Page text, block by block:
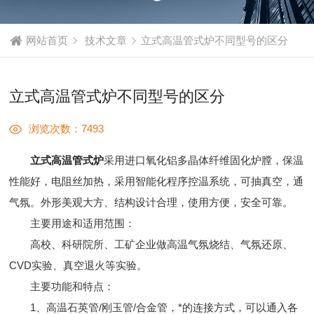
网站首页 技术文章 立式高温管式炉不同型号的区分
立式高温管式炉不同型号的区分
浏览次数：7493
立式高温管式炉采用进口氧化铝多晶体纤维固化炉膛，保温
性能好，电阻丝加热，采用智能化程序控温系统，可抽真空，通
气氛。外形美观大方、结构设计合理，使用方便，安全可靠。
主要用途和适用范围：
高校、科研院所、工矿企业做高温气氛烧结、气氛还原、
CVD实验、真空退火等实验。
主要功能和特点：
1、高温石英管/刚玉管/合金管，*的连接方式，可以通入各